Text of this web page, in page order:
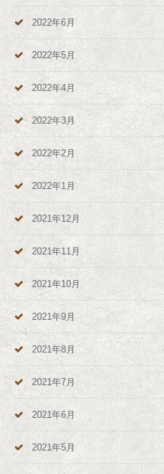
2022年6月
2022年5月
2022年4月
2022年3月
2022年2月
2022年1月
2021年12月
2021年11月
2021年10月
2021年9月
2021年8月
2021年7月
2021年6月
2021年5月